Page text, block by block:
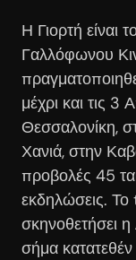
Η Γιορτή είναι
Γαλλόφωνου
μέχρι και τις 3
Θεσσαλονίκη,
Χανιά, στην
προβολές 45
εκδηλώσεις. Το
σκηνοθετήσει
σήμα